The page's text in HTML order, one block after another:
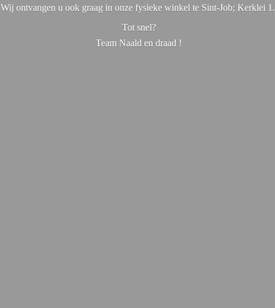
Wij ontvangen u ook graag in onze fysieke winkel te Sint-Job; Kerklei 1.
Tot snel?
Team Naald en draad !